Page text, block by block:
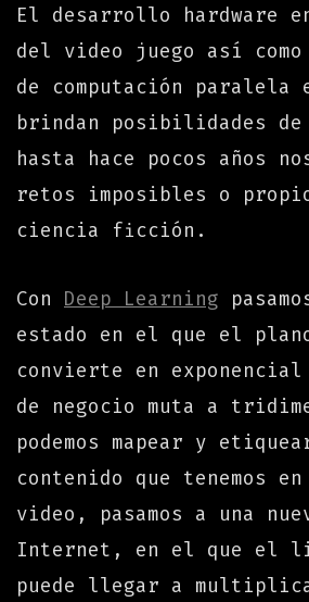
El desarrollo hardware
del video juego así como
de computación paralela
brindan posibilidades de
hasta hace pocos años
retos imposibles o
ciencia ficción.
Con Deep Learning
estado en el que el
convierte en
de negocio muta a
podemos mapear y
contenido que tenemos
video, pasamos a una
Internet, en el que el
puede llegar a